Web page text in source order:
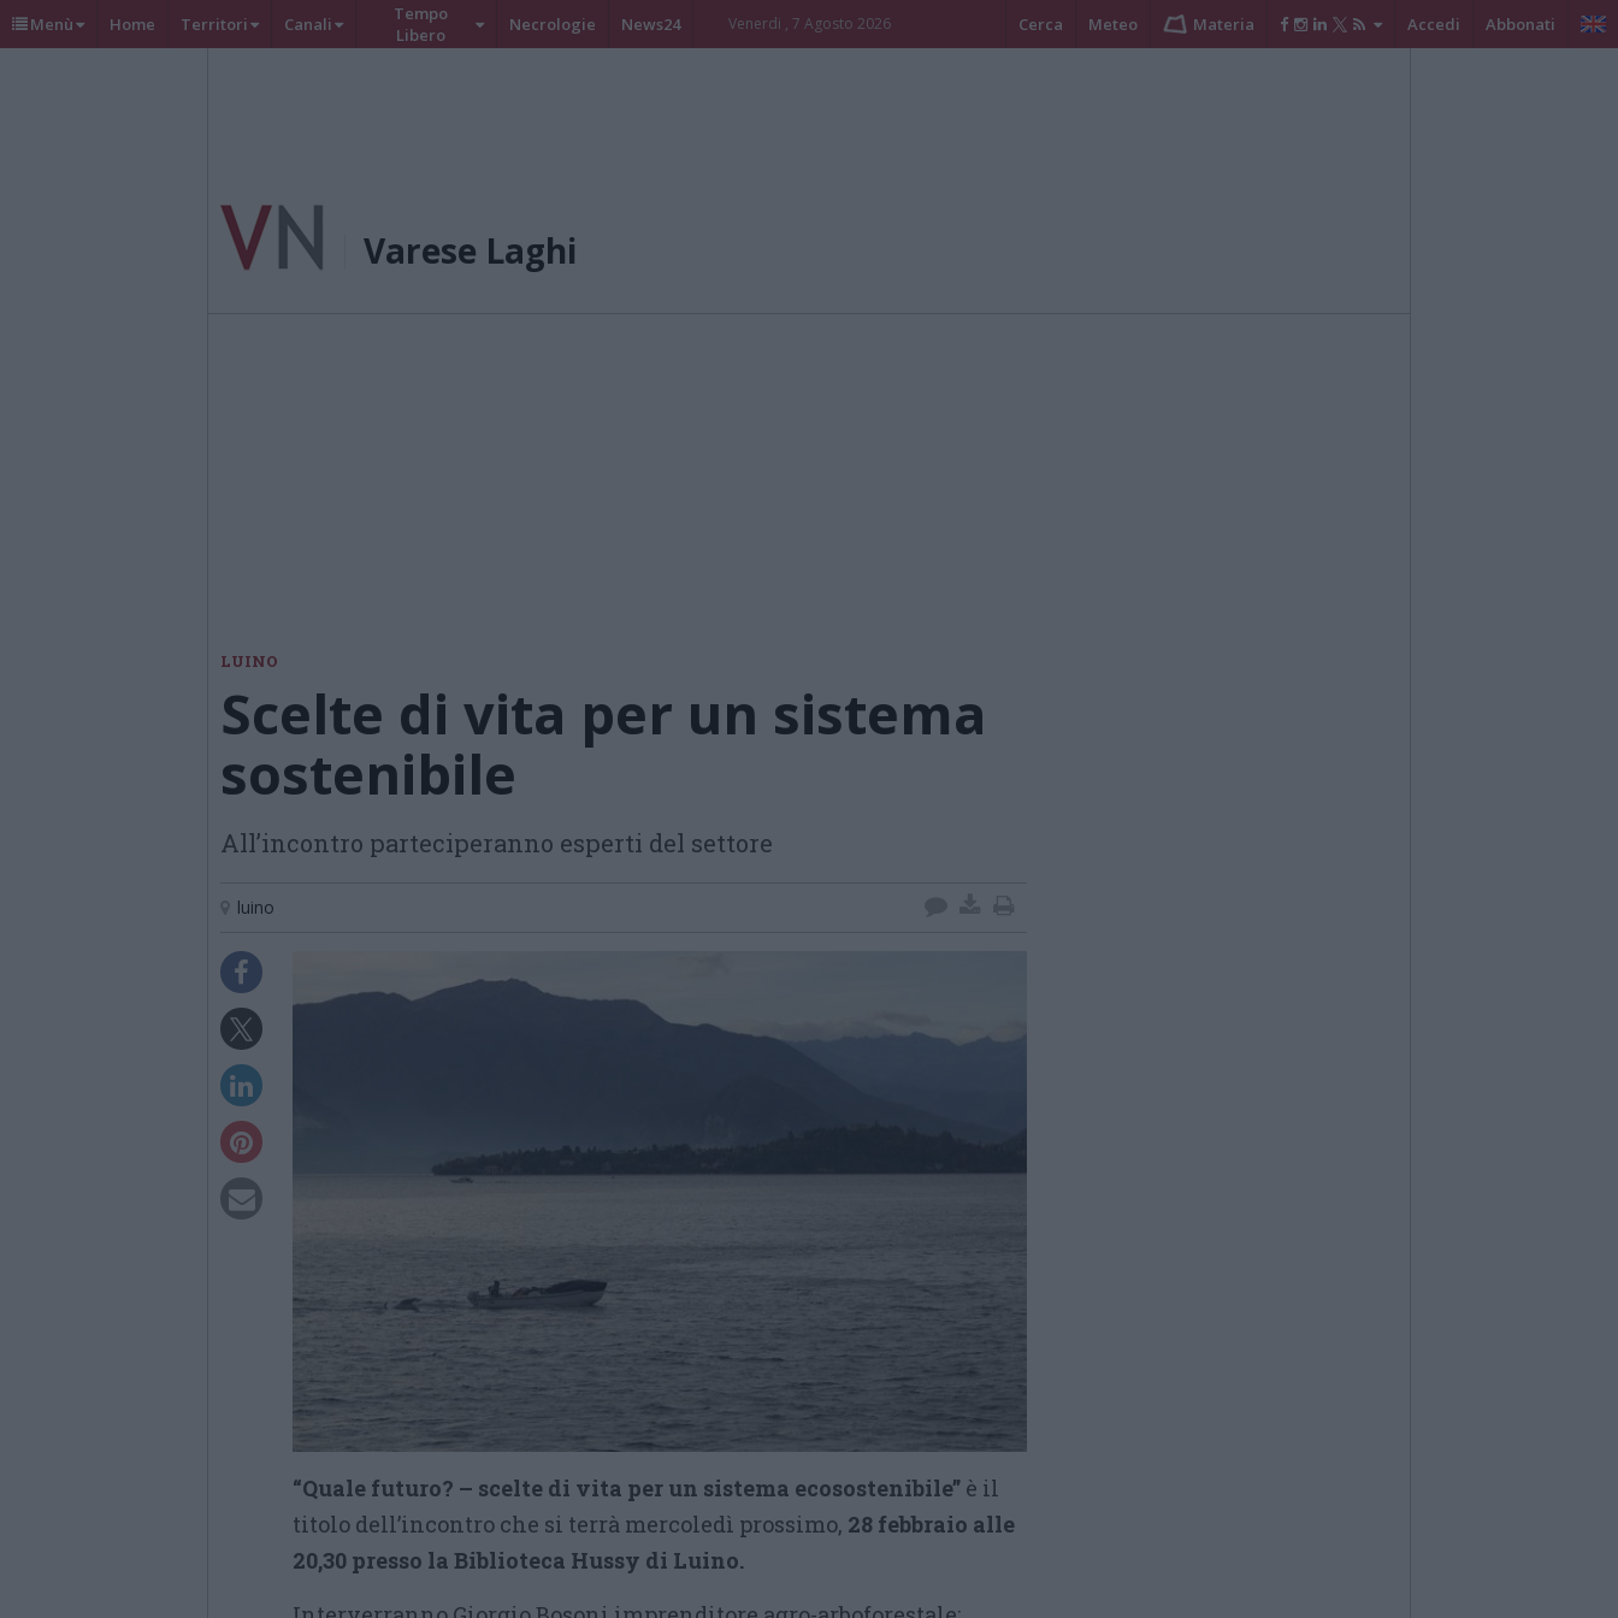
Menù Home Territori Canali
Tempo
Libero
Necrologie News24 Venerdi , 7 Agosto 2026 Cerca Meteo Materia Accedi Abbonati
Varese Laghi
LUINO
Scelte di vita per un sistema
sostenibile
All’incontro parteciperanno esperti del settore
luino
“Quale futuro? – scelte di vita per un sistema ecosostenibile” è il
titolo dell’incontro che si terrà mercoledì prossimo, 28 febbraio alle
20,30 presso la Biblioteca Hussy di Luino.